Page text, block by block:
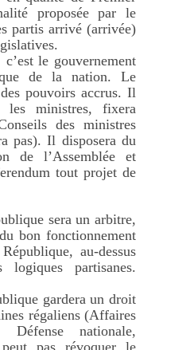
proposée par le
partis arrivé (arrivée)
le gouvernement
de la nation. Le
pouvoirs accrus. Il
les ministres, fixera
des ministres
pas). Il disposera du
de l’Assemblée et
tout projet de
sera un arbitre,
bon fonctionnement
au-dessus
partisanes.
gardera un droit
régaliens (Affaires
Défense nationale,